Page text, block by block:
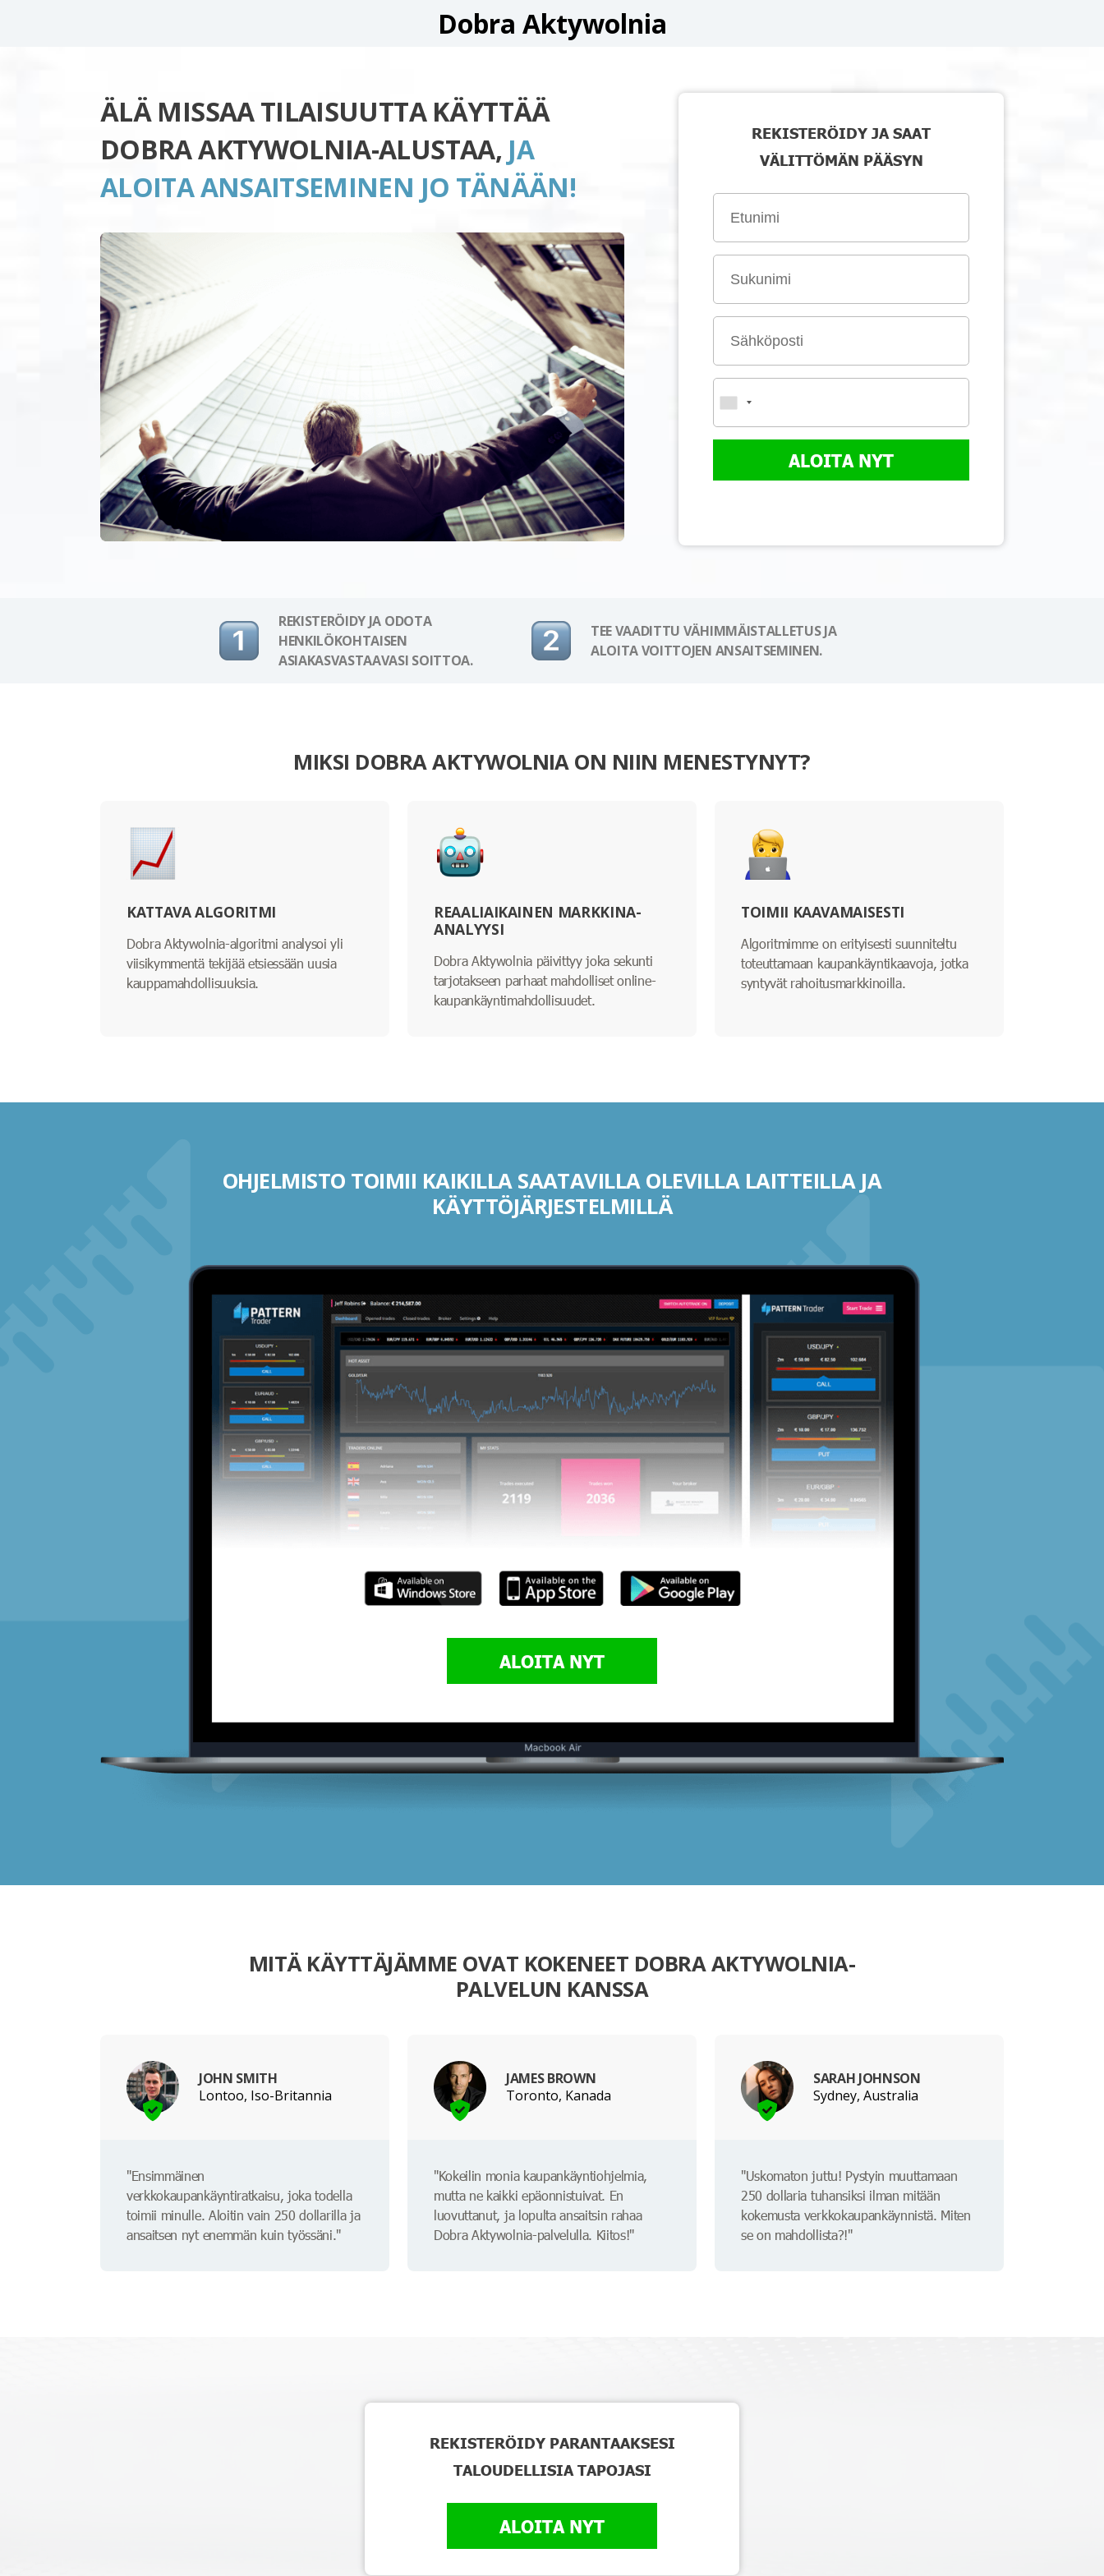
Dobra Aktywolnia
ÄLÄ MISSAA TILAISUUTTA KÄYTTÄÄ
DOBRA AKTYWOLNIA-ALUSTAA, JA
ALOITA ANSAITSEMINEN JO TÄNÄÄN!
REKISTERÖIDY JA SAAT
VÄLITTÖMÄN PÄÄSYN
ALOITA NYT
REKISTERÖIDY JA ODOTA
HENKILÖKOHTAISEN
ASIAKASVASTAAVASI SOITTOA.
TEE VAADITTU VÄHIMMÄISTALLETUS JA
ALOITA VOITTOJEN ANSAITSEMINEN.
MIKSI DOBRA AKTYWOLNIA ON NIIN MENESTYNYT?
KATTAVA ALGORITMI
Dobra Aktywolnia-algoritmi analysoi yli
viisikymmentä tekijää etsiessään uusia
kauppamahdollisuuksia.
REAALIAIKAINEN MARKKINA-
ANALYYSI
Dobra Aktywolnia päivittyy joka sekunti
tarjotakseen parhaat mahdolliset online-
kaupankäyntimahdollisuudet.
TOIMII KAAVAMAISESTI
Algoritmimme on erityisesti suunniteltu
toteuttamaan kaupankäyntikaavoja, jotka
syntyvät rahoitusmarkkinoilla.
OHJELMISTO TOIMII KAIKILLA SAATAVILLA OLEVILLA LAITTEILLA JA
KÄYTTÖJÄRJESTELMILLÄ
ALOITA NYT
MITÄ KÄYTTÄJÄMME OVAT KOKENEET DOBRA AKTYWOLNIA-
PALVELUN KANSSA
JOHN SMITH
Lontoo, Iso-Britannia
"Ensimmäinen
verkkokaupankäyntiratkaisu, joka todella
toimii minulle. Aloitin vain 250 dollarilla ja
ansaitsen nyt enemmän kuin työssäni."
JAMES BROWN
Toronto, Kanada
"Kokeilin monia kaupankäyntiohjelmia,
mutta ne kaikki epäonnistuivat. En
luovuttanut, ja lopulta ansaitsin rahaa
Dobra Aktywolnia-palvelulla. Kiitos!"
SARAH JOHNSON
Sydney, Australia
"Uskomaton juttu! Pystyin muuttamaan
250 dollaria tuhansiksi ilman mitään
kokemusta verkkokaupankäynnistä. Miten
se on mahdollista?!"
REKISTERÖIDY PARANTAAKSESI
TALOUDELLISIA TAPOJASI
ALOITA NYT